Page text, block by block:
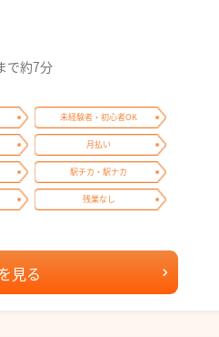
で約7分
未経験者・初心者OK
月払い
駅チカ・駅ナカ
残業なし
見る